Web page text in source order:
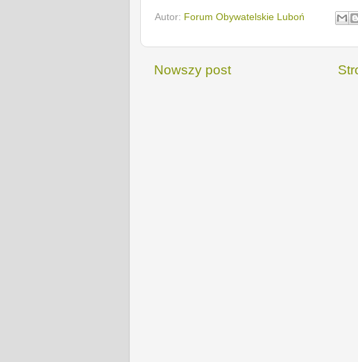
Autor: Forum Obywatelskie Luboń
Nowszy post